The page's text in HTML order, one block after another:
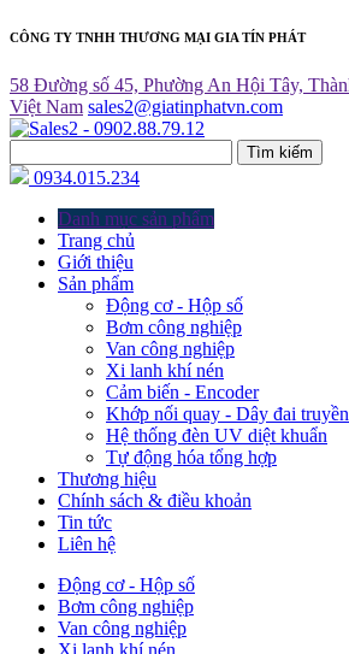
CÔNG TY TNHH THƯƠNG MẠI GIA TÍN PHÁT
58 Đường số 45, Phường An Hội Tây,
Việt Nam sales2@giatinphatvn.com
Tìm kiếm
0934.015.234
Danh mục sản phẩm
Trang chủ
Giới thiệu
Sản phẩm
Động cơ - Hộp số
Bơm công nghiệp
Van công nghiệp
Xi lanh khí nén
Cảm biến - Encoder
Khớp nối quay - Dây đai
Hệ thống đèn UV diệt khuẩn
Tự động hóa tổng hợp
Thương hiệu
Chính sách & điều khoản
Tin tức
Liên hệ
Động cơ - Hộp số
Bơm công nghiệp
Van công nghiệp
Xi lanh khí nén